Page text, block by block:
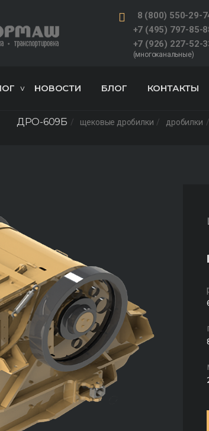
8 (800) 550-29-
+7 (495) 797-85-
+7 (926) 227-52-
(многоканальные)
НОВОСТИ БЛОГ КОНТАКТЫ
дробилки
щековые дробилки
ДРО-609Б